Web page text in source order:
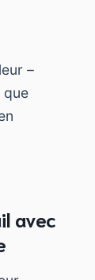
–
que
avec